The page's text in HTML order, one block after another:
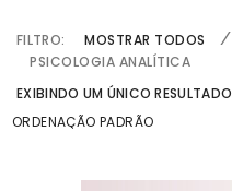
FILTRO: MOSTRAR TODOS
PSICOLOGIA ANALÍTICA
EXIBINDO UM ÚNICO RESULTADO